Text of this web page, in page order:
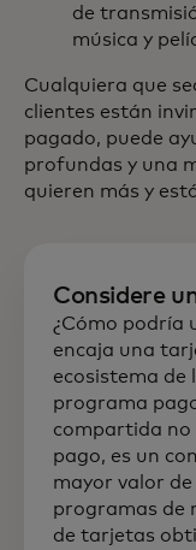
de
música y
Cualquiera que
clientes están
pagado, puede
profundas y una
quieren más y
Considere
¿Cómo podría
encaja una
ecosistema de
programa
compartida no
pago, es un
mayor valor
programas de
de tarjetas